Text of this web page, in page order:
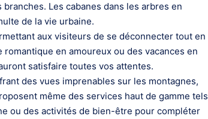
Les cabanes dans les arbres en
de la vie urbaine.
aux visiteurs de se déconnecter tout en
en amoureux ou des vacances en
satisfaire toutes vos attentes.
des vues imprenables sur les montagnes,
même des services haut de gamme tels
ou des activités de bien-être pour compléter